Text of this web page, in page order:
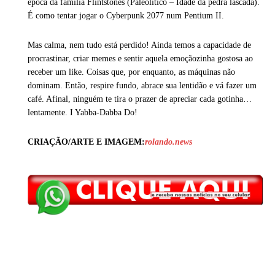
época da família Flintstones (Paleolítico – Idade da pedra lascada).
É como tentar jogar o Cyberpunk 2077 num Pentium II.
Mas calma, nem tudo está perdido! Ainda temos a capacidade de
procrastinar, criar memes e sentir aquela emoçãozinha gostosa ao
receber um like. Coisas que, por enquanto, as máquinas não
dominam. Então, respire fundo, abrace sua lentidão e vá fazer um
café. Afinal, ninguém te tira o prazer de apreciar cada gotinha…
lentamente. I Yabba-Dabba Do!
CRIAÇÃO/ARTE E IMAGEM:rolando.news